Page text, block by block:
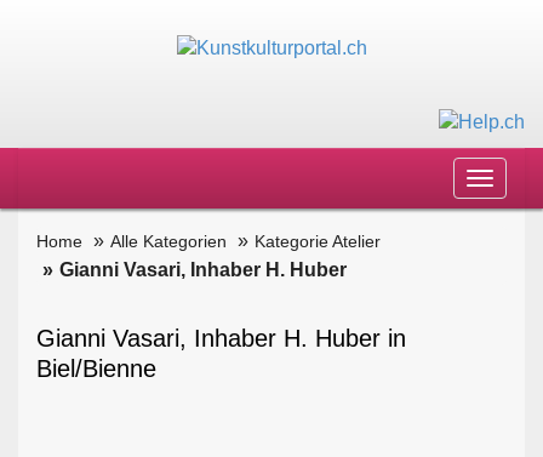
Toggle
Home Alle Kategorien Kategorie Atelier
Gianni Vasari, Inhaber H. Huber
Gianni Vasari, Inhaber H. Huber in
Biel/Bienne